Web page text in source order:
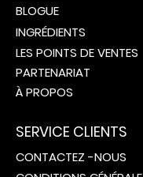
BLOGUE
INGRÉDIENTS
LES POINTS DE VENTES
PARTENARIAT
À PROPOS
SERVICE CLIENTS
CONTACTEZ -NOUS